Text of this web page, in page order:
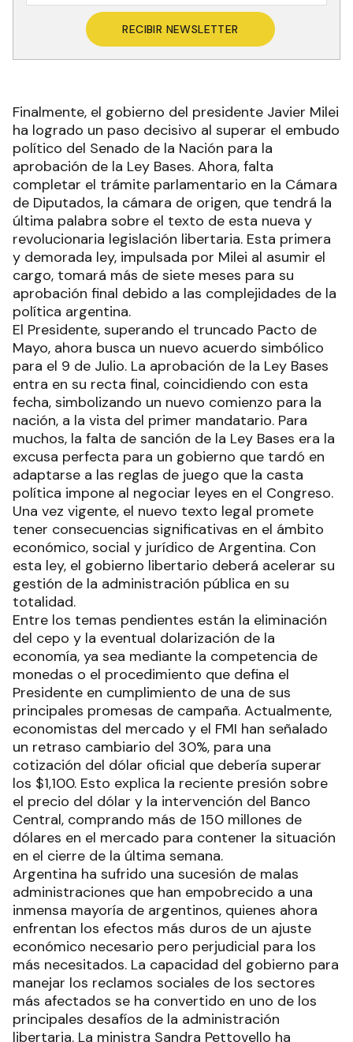
RECIBIR NEWSLETTER
Finalmente, el gobierno del presidente Javier Milei
ha logrado un paso decisivo al superar el embudo
político del Senado de la Nación para la
aprobación de la Ley Bases. Ahora, falta
completar el trámite parlamentario en la Cámara
de Diputados, la cámara de origen, que tendrá la
última palabra sobre el texto de esta nueva y
revolucionaria legislación libertaria. Esta primera
y demorada ley, impulsada por Milei al asumir el
cargo, tomará más de siete meses para su
aprobación final debido a las complejidades de la
política argentina.
El Presidente, superando el truncado Pacto de
Mayo, ahora busca un nuevo acuerdo simbólico
para el 9 de Julio. La aprobación de la Ley Bases
entra en su recta final, coincidiendo con esta
fecha, simbolizando un nuevo comienzo para la
nación, a la vista del primer mandatario. Para
muchos, la falta de sanción de la Ley Bases era la
excusa perfecta para un gobierno que tardó en
adaptarse a las reglas de juego que la casta
política impone al negociar leyes en el Congreso.
Una vez vigente, el nuevo texto legal promete
tener consecuencias significativas en el ámbito
económico, social y jurídico de Argentina. Con
esta ley, el gobierno libertario deberá acelerar su
gestión de la administración pública en su
totalidad.
Entre los temas pendientes están la eliminación
del cepo y la eventual dolarización de la
economía, ya sea mediante la competencia de
monedas o el procedimiento que defina el
Presidente en cumplimiento de una de sus
principales promesas de campaña. Actualmente,
economistas del mercado y el FMI han señalado
un retraso cambiario del 30%, para una
cotización del dólar oficial que debería superar
los $1,100. Esto explica la reciente presión sobre
el precio del dólar y la intervención del Banco
Central, comprando más de 150 millones de
dólares en el mercado para contener la situación
en el cierre de la última semana.
Argentina ha sufrido una sucesión de malas
administraciones que han empobrecido a una
inmensa mayoría de argentinos, quienes ahora
enfrentan los efectos más duros de un ajuste
económico necesario pero perjudicial para los
más necesitados. La capacidad del gobierno para
manejar los reclamos sociales de los sectores
más afectados se ha convertido en uno de los
principales desafíos de la administración
libertaria. La ministra Sandra Pettovello ha